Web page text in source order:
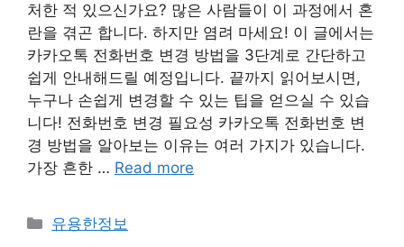
처한 적 있으신가요? 많은 사람들이 이 과정에서 혼
란을 겪곤 합니다. 하지만 염려 마세요! 이 글에서는
카카오톡 전화번호 변경 방법을 3단계로 간단하고
쉽게 안내해드릴 예정입니다. 끝까지 읽어보시면,
누구나 손쉽게 변경할 수 있는 팁을 얻으실 수 있습
니다! 전화번호 변경 필요성 카카오톡 전화번호 변
경 방법을 알아보는 이유는 여러 가지가 있습니다.
가장 흔한 … Read more
카
유용한정보